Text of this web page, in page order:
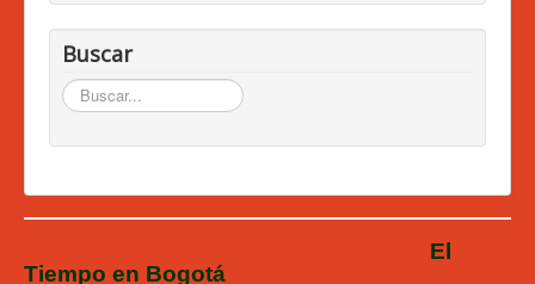
Buscar
Buscar...
El
Tiempo en Bogotá